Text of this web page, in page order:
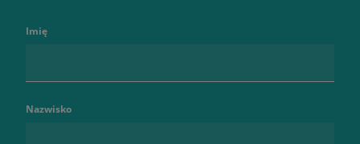
Imię
Nazwisko